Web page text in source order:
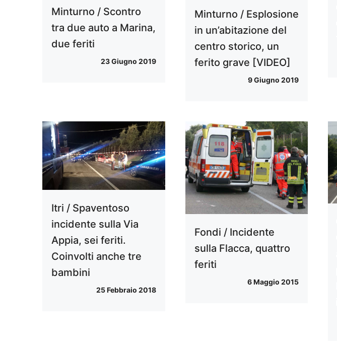
Minturno / Scontro
tra due auto a Marina,
due feriti
23 Giugno 2019
Minturno / Esplosione
in un’abitazione del
centro storico, un
ferito grave [VIDEO]
9 Giugno 2019
Itri / Spaventoso
incidente sulla Via
Appia, sei feriti.
Coinvolti anche tre
bambini
25 Febbraio 2018
Fondi / Incidente
sulla Flacca, quattro
feriti
6 Maggio 2015